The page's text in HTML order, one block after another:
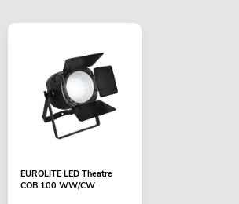
EUROLITE LED Theatre
COB 100 WW/CW